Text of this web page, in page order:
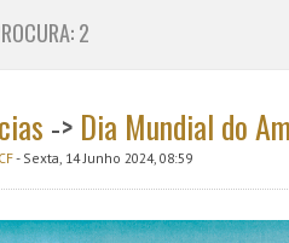
2
-> Dia Mundial do
- Sexta, 14 Junho 2024, 08:59